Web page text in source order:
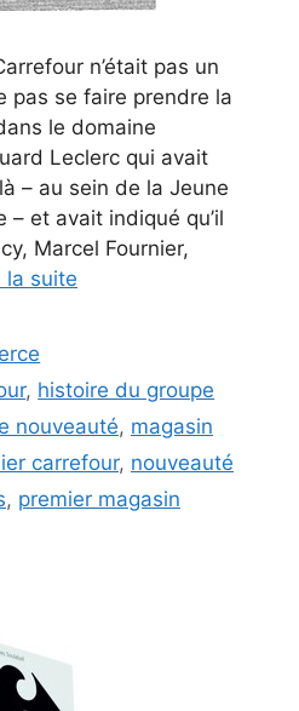
n’était pas un
pas se faire prendre la
le domaine
Leclerc qui avait
– au sein de la Jeune
– et avait indiqué qu’il
Marcel Fournier,
la suite
, histoire du groupe
nouveauté, magasin
carrefour, nouveauté
, premier magasin